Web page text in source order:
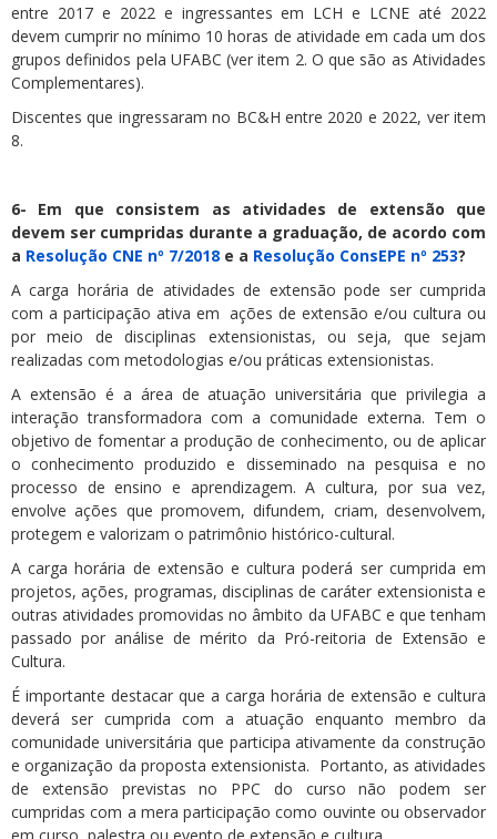
entre 2017 e 2022 e ingressantes em LCH e LCNE até 2022
devem cumprir no mínimo 10 horas de atividade em cada um dos
grupos definidos pela UFABC (ver item 2. O que são as Atividades
Complementares).
Discentes que ingressaram no BC&H entre 2020 e 2022, ver item
8.
6- Em que consistem as atividades de extensão que
devem ser cumpridas durante a graduação, de acordo com
a Resolução CNE nº 7/2018 e a Resolução ConsEPE nº 253?
A carga horária de atividades de extensão pode ser cumprida
com a participação ativa em ações de extensão e/ou cultura ou
por meio de disciplinas extensionistas, ou seja, que sejam
realizadas com metodologias e/ou práticas extensionistas.
A extensão é a área de atuação universitária que privilegia a
interação transformadora com a comunidade externa. Tem o
objetivo de fomentar a produção de conhecimento, ou de aplicar
o conhecimento produzido e disseminado na pesquisa e no
processo de ensino e aprendizagem. A cultura, por sua vez,
envolve ações que promovem, difundem, criam, desenvolvem,
protegem e valorizam o patrimônio histórico-cultural.
A carga horária de extensão e cultura poderá ser cumprida em
projetos, ações, programas, disciplinas de caráter extensionista e
outras atividades promovidas no âmbito da UFABC e que tenham
passado por análise de mérito da Pró-reitoria de Extensão e
Cultura.
É importante destacar que a carga horária de extensão e cultura
deverá ser cumprida com a atuação enquanto membro da
comunidade universitária que participa ativamente da construção
e organização da proposta extensionista. Portanto, as atividades
de extensão previstas no PPC do curso não podem ser
cumpridas com a mera participação como ouvinte ou observador